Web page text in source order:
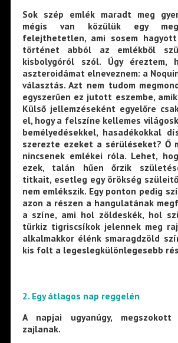
Sok szép emlék maradt meg
mégis van közülük egy
felejthetetlen, ami sosem
történet abból az emlékből
kisbolygóról szól. Úgy éreztem,
aszteroidámat elneveznem: a
választás. Azt nem tudom
egyszerűen ez jutott eszembe,
Külső jellemzéseként egyelőre
el, hogy a felszíne kellemes
bemélyedésekkel, hasadékokkal
szerezte ezeket a sérüléseket? Ő
nincsenek emlékei róla. Lehet,
ezek, talán hűen őrzik
titkait, esetleg egy örökség
nem emlékszik. Egy ponton pedig
azon a részen a hangulatának
a színe, ami hol zöldeskék, hol
türkiz tigriscsíkok jelennek meg
alkalmakkor élénk smaragdzöld
kis folt a legeslegkülönlegesebb
2. Egy átlagos nap reggelén
A napjai ugyanúgy,
zajlanak.